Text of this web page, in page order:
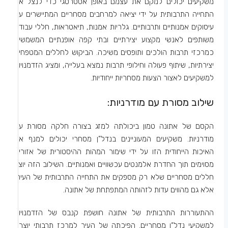
התחייה התרבותית על ידי יציאה למרחבים מסחריים המתיישרים עם
עיסוקים אמנותיים ותרבותיים. גלריות אמנות, תיאטראות, חללי עבודה
משותפים לאנשי מקצוע יצירתיים ובתי קפה אופנתיים המשמשים
כמרכזי תרבות הולכים ותופסים משיכה. הביקוש לחללים המטפחים
יצירתיות, שיתוף פעולה וחילופי תרבות נמצא בעלייה, ומציג הזדמנויות
למשקיעים לאצור הצעות מסחריות ייחודיות.
שילוב מסורת עם מודרניות:
הקסם של אתונה טמון ביכולתה למזג בצורה חלקה מסורת עם
מודרניות. משקיעים המעוניינים בנדל”ן מסחרי יכולים למנף את
האיכות הייחודית הזו על ידי שימור המהות ההיסטורית של אזורים
מסוימים תוך החדרת אלמנטים עכשוויים ואמנותיים. השילוב הזה יוצר
חללים מסחריים שלא רק מספקים את התחייה התרבותית של העיר,
אלא גם מהווים עדות לזהותה המתפתחת של אתונה.
ההתעוררות התרבותית של אתונה חושפת קנבס של הזדמנויות
למשקיעי נדל”ן מסחריים. הפיכתה של העיר למרכז תרבותי יוצרת